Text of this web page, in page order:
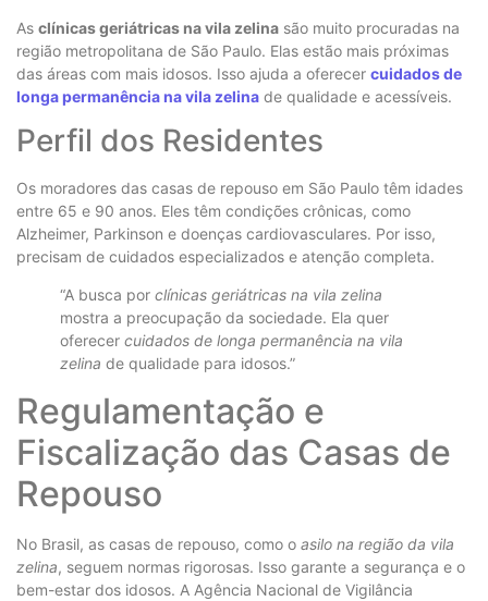
As clínicas geriátricas na vila zelina são muito procuradas na
região metropolitana de São Paulo. Elas estão mais próximas
das áreas com mais idosos. Isso ajuda a oferecer cuidados de
longa permanência na vila zelina de qualidade e acessíveis.
Perfil dos Residentes
Os moradores das casas de repouso em São Paulo têm idades
entre 65 e 90 anos. Eles têm condições crônicas, como
Alzheimer, Parkinson e doenças cardiovasculares. Por isso,
precisam de cuidados especializados e atenção completa.
“A busca por clínicas geriátricas na vila zelina
mostra a preocupação da sociedade. Ela quer
oferecer cuidados de longa permanência na vila
zelina de qualidade para idosos.”
Regulamentação e
Fiscalização das Casas de
Repouso
No Brasil, as casas de repouso, como o asilo na região da vila
zelina, seguem normas rigorosas. Isso garante a segurança e o
bem-estar dos idosos. A Agência Nacional de Vigilância